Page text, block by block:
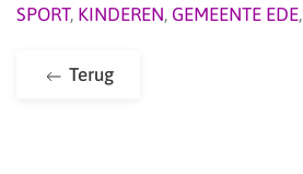
SPORT, KINDEREN, GEMEENTE EDE,
Terug